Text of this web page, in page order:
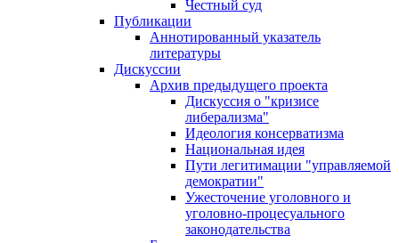
Честный суд
Публикации
Аннотированный указатель
литературы
Дискуссии
Архив предыдущего проекта
Дискуссия о "кризисе
либерализма"
Идеология консерватизма
Национальная идея
Пути легитимации "управляемой
демократии"
Ужесточение уголовного и
уголовно-процесуального
законодательства